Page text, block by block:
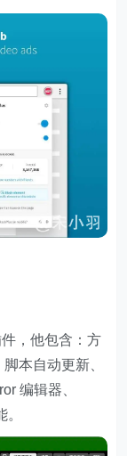
，他包含：方
本自动更新、
编辑器、